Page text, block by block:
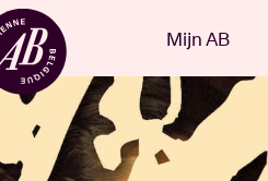
NLMijn AB